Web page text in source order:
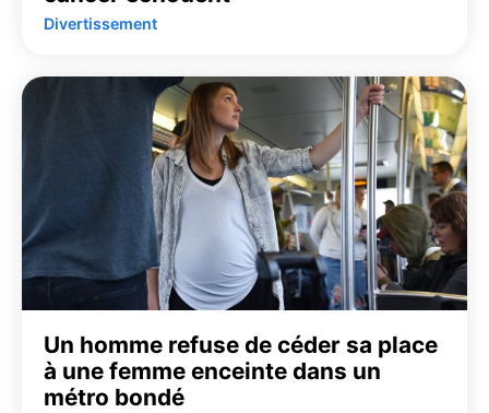
Divertissement
Un homme refuse de céder sa place
à une femme enceinte dans un
métro bondé